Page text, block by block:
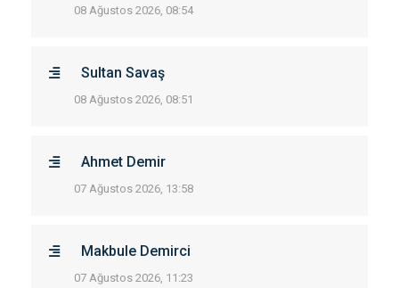
08 Ağustos 2026, 08:54
Sultan Savaş
08 Ağustos 2026, 08:51
Ahmet Demir
07 Ağustos 2026, 13:58
Makbule Demirci
07 Ağustos 2026, 11:23